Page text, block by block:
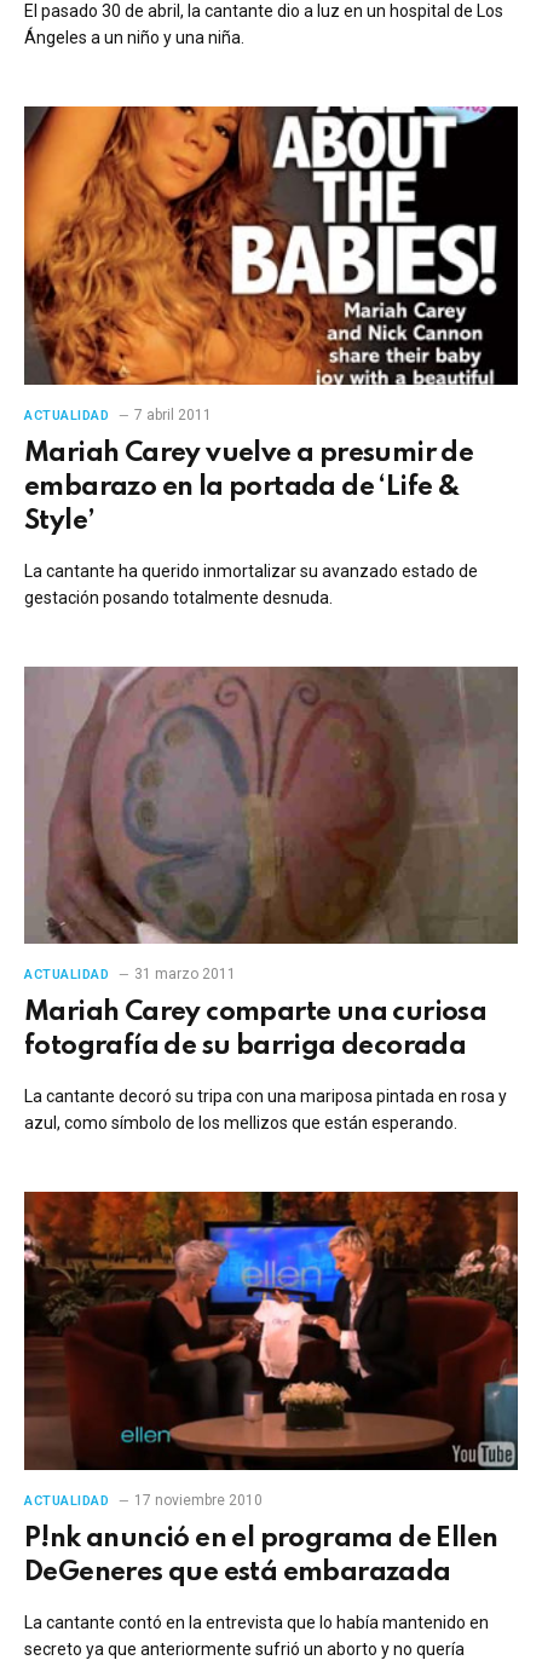
El pasado 30 de abril, la cantante dio a luz en un hospital de Los
Ángeles a un niño y una niña.
ACTUALIDAD 7 abril 2011
Mariah Carey vuelve a presumir de
embarazo en la portada de ‘Life &
Style’
La cantante ha querido inmortalizar su avanzado estado de
gestación posando totalmente desnuda.
ACTUALIDAD 31 marzo 2011
Mariah Carey comparte una curiosa
fotografía de su barriga decorada
La cantante decoró su tripa con una mariposa pintada en rosa y
azul, como símbolo de los mellizos que están esperando.
ACTUALIDAD 17 noviembre 2010
P!nk anunció en el programa de Ellen
DeGeneres que está embarazada
La cantante contó en la entrevista que lo había mantenido en
secreto ya que anteriormente sufrió un aborto y no quería